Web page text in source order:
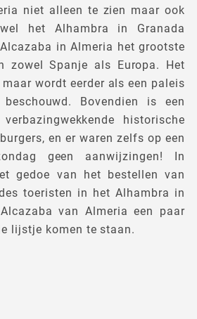
niet alleen te zien maar ook
het Alhambra in Granada
in Almeria het grootste
zowel Spanje als Europa. Het
wordt eerder als een paleis
Bovendien is een
historische
en er waren zelfs op een
geen aanwijzingen! In
gedoe van het bestellen van
toeristen in het Alhambra in
van Almeria een paar
lijstje komen te staan.